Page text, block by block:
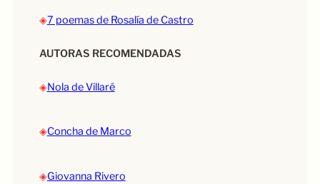
◈7 poemas de Rosalía de Castro
AUTORAS RECOMENDADAS
◈Nola de Villaré
◈Concha de Marco
◈Giovanna Rivero